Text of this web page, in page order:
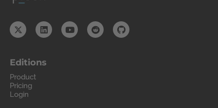
Editions
Product
Pricing
Login